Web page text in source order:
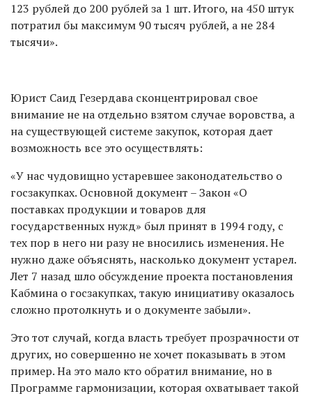
123 рублей до 200 рублей за 1 шт. Итого, на 450 штук
потратил бы максимум 90 тысяч рублей, а не 284
тысячи».
Юрист Саид Гезердава сконцентрировал свое
внимание не на отдельно взятом случае воровства, а
на существующей системе закупок, которая дает
возможность все это осуществлять:
«У нас чудовищно устаревшее законодательство о
госзакупках. Основной документ – Закон «О
поставках продукции и товаров для
государственных нужд» был принят в 1994 году, с
тех пор в него ни разу не вносились изменения. Не
нужно даже объяснять, насколько документ устарел.
Лет 7 назад шло обсуждение проекта постановления
Кабмина о госзакупках, такую инициативу оказалось
сложно протолкнуть и о документе забыли».
Это тот случай, когда власть требует прозрачности от
других, но совершенно не хочет показывать в этом
пример. На это мало кто обратил внимание, но в
Программе гармонизации, которая охватывает такой